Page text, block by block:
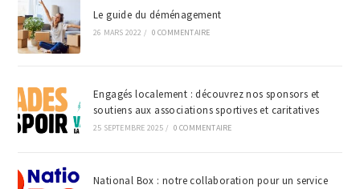
Le guide du déménagement
26 MARS 2022 / 0 COMMENTAIRE
Engagés localement : découvrez nos sponsors et
soutiens aux associations sportives et caritatives
25 SEPTEMBRE 2025 / 0 COMMENTAIRE
National Box : notre collaboration pour un service